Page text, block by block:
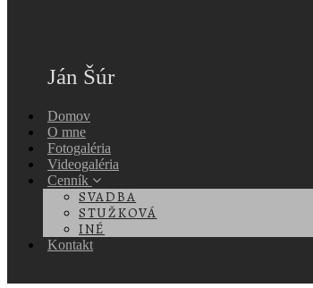
Ján Šúr
Domov
O mne
Fotogaléria
Videogaléria
Cenník
SVADBA
STUŽKOVÁ
INÉ
Kontakt